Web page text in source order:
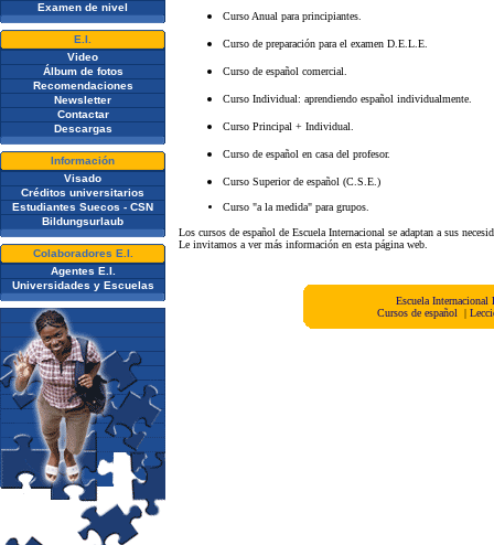
Examen de nivel
E.I.
Video
Álbum de fotos
Recomendaciones
Newsletter
Contactar
Descargas
Información
Visado
Créditos universitarios
Estudiantes Suecos - CSN
Bildungsurlaub
Colaboradores E.I.
Agentes E.I.
Universidades y Escuelas
Curso Anual para principiantes.
Curso de preparación para el examen D.E.L.E.
Curso de español comercial.
Curso Individual: aprendiendo español individualmente.
Curso Principal + Individual.
Curso de español en casa del profesor.
Curso Superior de español (C.S.E.)
Curso "a la medida" para grupos.
Los cursos de español de Escuela Internacional se adaptan a sus
Le invitamos a ver más información en esta página web.
Escuela
Cursos de español
|